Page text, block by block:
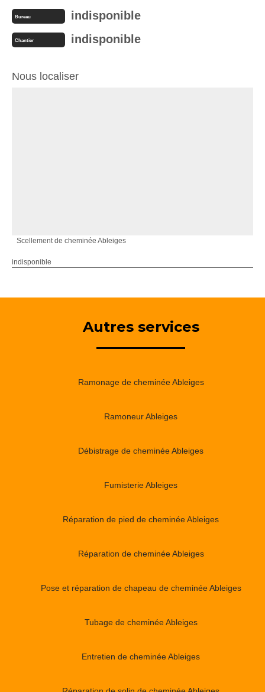
Bureau indisponible
Chantier indisponible
Nous localiser
Scellement de cheminée Ableiges
indisponible
Autres services
Ramonage de cheminée Ableiges
Ramoneur Ableiges
Débistrage de cheminée Ableiges
Fumisterie Ableiges
Réparation de pied de cheminée Ableiges
Réparation de cheminée Ableiges
Pose et réparation de chapeau de cheminée Ableiges
Tubage de cheminée Ableiges
Entretien de cheminée Ableiges